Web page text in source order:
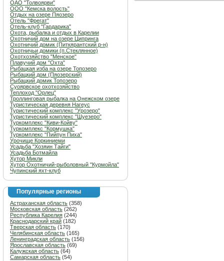
ОАО "Толвоярви"
ООО "Кемска волость"
Отдых на озере Пяозеро
Отель "Фрегат"
Отель-клуб "Гардарика"
Охота, рыбалка и отдых в Карелии
Охотничий дом на озере Ципринга
Охотничий домик (Питкярантский р-н)
Охотничьи домики (п.Стеклянное)
Охотхозяйство "Менское"
Плавучий дом "Охта"
Рыбацкая изба на озере Топозеро
Рыбацкий дом (Пяозерский)
Рыбацкий домик Топозеро
Суоярвское охотхозяйство
Теплоход "Орлец"
Троллинговая рыбалка на Онежском озере
Туристическая деревня Нагеус
Туристический комплекс "Урозеро"
Туристический комплекс "Шуезеро"
Туркомплекс "Киви-Койву"
Туркомплекс "Кормушка"
Туркомплекс "Пийпун Пиха"
Урочище Коркиниеми
Усадьба "Хозяин Тайги"
Усадьба Ботмайла
Хутор Микли
Хутор Охотничий-рыболовный "Курмойла"
Чупинский яхт-клуб
Популярные регионы
Астраханская область (358)
Московская область (262)
Республика Карелия (244)
Краснодарский край (182)
Тверская область (170)
Челябинская область (165)
Ленинградская область (156)
Ярославская область (69)
Калужская область (64)
Самарская область (54)